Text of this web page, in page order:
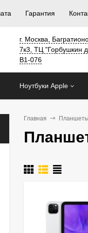
Гарантия
г. Москва,
7к3, ТЦ "Горбушкин
B1-076
Ноутбуки Apple
Главная